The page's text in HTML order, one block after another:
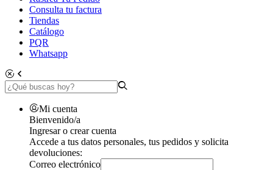
Consulta tu factura
Tiendas
Catálogo
PQR
Whatsapp
Mi cuenta
Bienvenido/a
Ingresar o crear cuenta
Accede a tus datos personales, tus pedidos y solicita
devoluciones:
Correo electrónico